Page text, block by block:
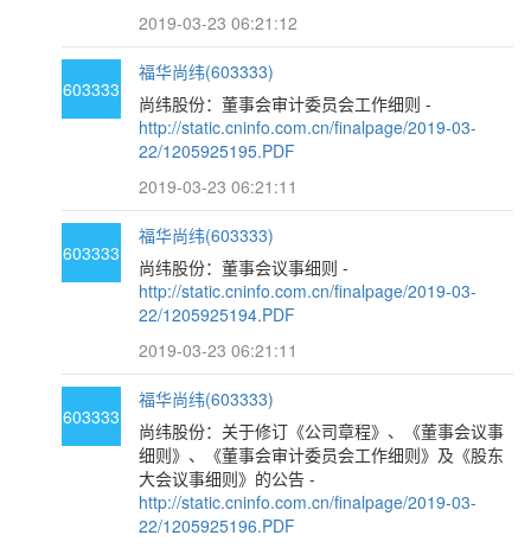
2019-03-23 06:21:12
603333
福华尚纬(603333)
尚纬股份：董事会审计委员会工作细则 -
http://static.cninfo.com.cn/finalpage/2019-03-
22/1205925195.PDF
2019-03-23 06:21:11
603333
福华尚纬(603333)
尚纬股份：董事会议事细则 -
http://static.cninfo.com.cn/finalpage/2019-03-
22/1205925194.PDF
2019-03-23 06:21:11
603333
福华尚纬(603333)
尚纬股份：关于修订《公司章程》、《董事会议事
细则》、《董事会审计委员会工作细则》及《股东
大会议事细则》的公告 -
http://static.cninfo.com.cn/finalpage/2019-03-
22/1205925196.PDF